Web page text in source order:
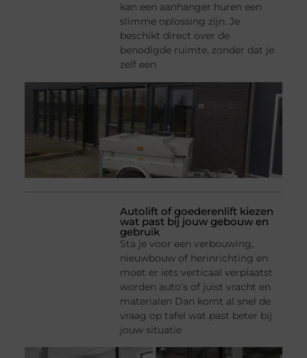
kan een aanhanger huren een
slimme oplossing zijn. Je
beschikt direct over de
benodigde ruimte, zonder dat je
zelf een
Autolift of goederenlift kiezen
wat past bij jouw gebouw en
gebruik
Sta je voor een verbouwing,
nieuwbouw of herinrichting en
moet er iets verticaal verplaatst
worden auto’s of juist vracht en
materialen Dan komt al snel de
vraag op tafel wat past beter bij
jouw situatie